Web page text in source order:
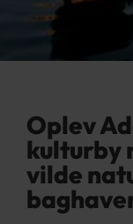
Oplev
kulturby
vilde